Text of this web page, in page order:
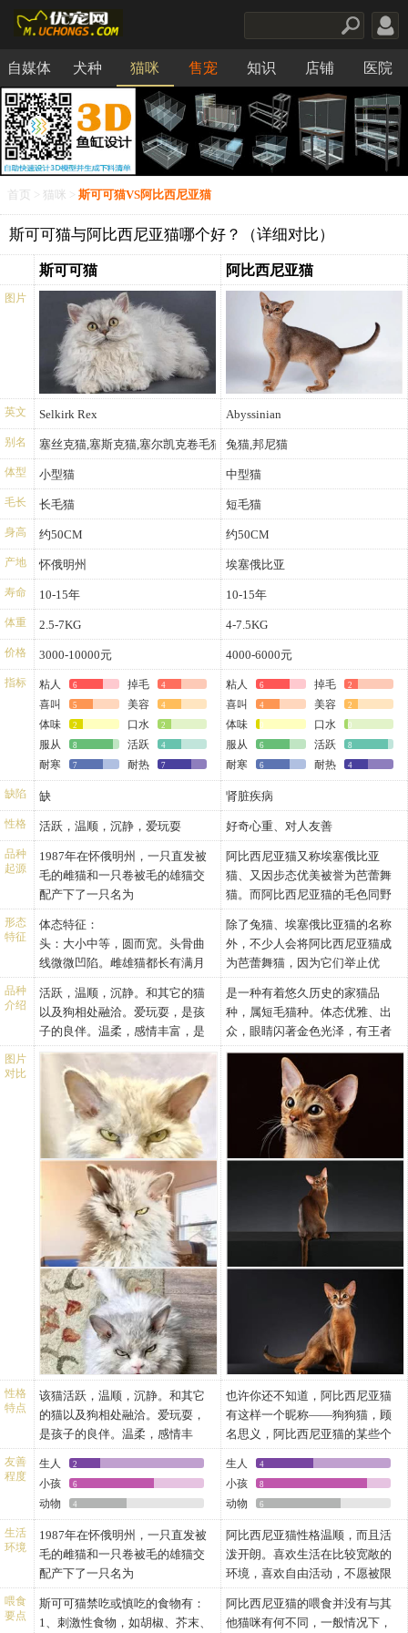
自媒体 犬种 猫咪 售宠 知识 店铺 医院
食品
首页 猫咪 斯可可猫VS阿比西尼亚猫
斯可可猫与阿比西尼亚猫哪个好？（详细对比）
斯可可猫 阿比西尼亚猫
图片
英文 Selkirk Rex Abyssinian
别名 塞丝克猫,塞斯克猫,塞尔凯克卷毛猫 兔猫,邦尼猫
体型 小型猫 中型猫
毛长 长毛猫 短毛猫
身高 约50CM 约50CM
产地 怀俄明州 埃塞俄比亚
寿命 10-15年 10-15年
体重 2.5-7KG 4-7.5KG
价格 3000-10000元 4000-6000元
指标 粘人 6 掉毛 4
喜叫 5 美容 4
体味 2 口水 2
服从 8 活跃 4
耐寒 7 耐热 7
粘人 6 掉毛 2
喜叫 4 美容 2
体味 0 口水 0
服从 6 活跃 8
耐寒 6 耐热 4
缺陷 缺 肾脏疾病
性格 活跃，温顺，沉静，爱玩耍 好奇心重、对人友善
品种
起源
1987年在怀俄明州，一只直发被
毛的雌猫和一只卷被毛的雄猫交
配产下了一只名为
DEPESTOOFNOFACE小姐的猫，
该猫遂为蒙大拿州的一位波斯猫
育种专家JERI NEWMAN所收
养。1988年DEPESTO小姐和一只
名为PHOTO FINISH的黑色波斯
猫交配产下了3只卷被毛的小猫。
后来它和自己的一只幼崽交配又
产下也只卷被毛性状的幼崽。该
品种的名称来源于附近的
SELKIRK山。该品种的卷毛遗传
基因不同于其它品种的卷毛基
因。德文莱克斯形似外星来客，
而SELKIRK莱克斯更象一只牧羊
犬。它在美国已经普及，并于
1990年进入欧洲，但至今在那里
仍然罕见。
阿比西尼亚猫又称埃塞俄比亚
猫、又因步态优美被誉为芭蕾舞
猫。而阿比西尼亚猫的毛色同野
兔相像，英国人亦称它为兔猫或
球猫。阿比西尼亚猫历史悠久，
原产于阿比西尼亚(今埃塞俄比
亚)。在保存下来的古埃及神猫的
木乃伊中，有一种血红色的猫与
它十分相像，因此，许多人认为
它是古埃及神猫的直系后代。由
于它的整体外形、毛色、直立耳
均同非洲山猫接近，亦有人认为
它源于非洲山猫。1860年，一位
英国军官把数十只阿比西尼亚猫
由黑色非洲带到大不列颠，接着
便对这种猫进行了精心的培育，
使其迅速地传播开来。1929年确
立了阿比西尼亚猫的品种标准，
继而又成立了阿比西尼亚猫爱好
者俱乐部，并对这种猫做了进一
步的选育和改良工作，终于形成
了我们今天见到的阿比西尼亚
形态
特征
体态特征：
头：大小中等，圆而宽。头骨曲
线微微凹陷。雌雄猫都长有满月
脸。吻部短而成角形。
鼻，微有鼻终止。毛和眉弯曲，
双下巴臃肿。
耳：大小中等，间隔大，耳尖微
微起圆弧。耳内毛发卷曲。
眼：大而圆，间距大，颜色均
匀，并与被毛颜色相呼应。
颈：短而有肌肉感。
腿和爪：适度长，骨骼和肌肉中
等到粗大，大而圆的爪。
尾：适度长，粗，尾尖呈圆形。
被毛：卷曲的毛发之间间隙很
大，卷曲的毛发覆盖全身，颈部
和尾部的毛发尤其浓密。没有无
毛区。低层绒毛丰富。被毛的卷
曲程度和气候、季节、性激素水
平相关，对于雌猫来说尤其如
此。小猫生来被毛卷曲，8到10个
月大时它的卷毛舒并定型，2岁前
被毛是一直生长的。有短毛和长
毛变种。所有的颜色都可以接受
的。但明朗的颜色为佳，允许出
现锁扣。
身体：适度长，长方形，粗壮而
且笨重。肌肉发达，骨骼强壮。
目前允许杂交的品种：英国短毛
猫、波斯猫、异国短毛猫
在2010以后1月被负担的在或小猫
1日，也许有仅Selkirk Rex或英国
的Shorthair父母。
在2015以后1月被负担的在或小猫
1日，也许有仅Selkirk Rex父母。
失格：有鼻中断，对眼，尾部缠
节。
除了兔猫、埃塞俄比亚猫的名称
外，不少人会将阿比西尼亚猫成
为芭蕾舞猫，因为它们举止优
雅，步态宛如芭蕾舞者一般。除
了体态轻盈外，阿比西尼亚猫的
外表也让人为之着迷，没有哪只
猫咪能跟它们一样更像一头小狮
子，这种天生的优势使得阿比西
尼亚猫一下从众多猫咪中脱颖而
阿比西尼亚猫的被毛密生，呈土
黄色，也有蓝色。四肢细长，肌
肉发达，身躯柔软灵活，尾巴与
脚爪有虎班猫的特征，不过身形
体态不能与虎班猫一致。头为楔
形，眼为杏仁状，呈金黄色、绿
色、和淡褐色，且下巴、嘴唇及
眼边缘有黑色条纹，耳朵较大，
额头有M形斑纹。体重4-7.5千
阿比西尼亚猫的眼线使得它从正
面与斜侧面看来都有比较明显的
面部轮廓;就拟人化角度来说，比
较其他猫种更容易就表情引申出
内心的想法。
阿比西尼亚猫有着明显波状斑纹
黄褐色的毛发，通常是澄金色
的，不过也有蓝色(一种偏蓝的浅
灰色)、浅黄色、红褐色，以及红
色(有一说称为“砖红色”)。也有一
种比较稀有的“银色”阿比西尼亚
猫，毛色以白色、乳白色，以及
灰色的渐层方式显示出来。
阿比西尼亚猫详细形态特征
头部：头形精巧，为稍带圆的三
角形。鼻梁稍隆，吻短而坚实，
齿为剪式咬合。
品种
介绍
活跃，温顺，沉静。和其它的猫
以及狗相处融洽。爱玩耍，是孩
子的良伴。温柔，感情丰富，是
令人愉悦的伴侣，非常适合公寓
生活。体型中等，在所有卷毛品
种中体型最大，毛发最丰富而粗
糙，骨骼粗重，体重：2.5到6公
斤。所有的颜色都可以接受的。
但明朗的颜色为佳，允许出现锁
扣。该品种的卷毛遗传基因不同
于其它品种的卷毛基因。德文莱
克斯形似外星来客，而SELKIRK
莱克斯更象一只牧羊犬。小猫生
来被毛卷曲，8到10个月大时它的
卷毛舒并定型，2岁前被毛是一直
生长的。有短毛和长毛变种。
是一种有着悠久历史的家猫品
种，属短毛猫种。体态优雅、出
众，眼睛闪著金色光泽，有王者
风范。阿比西尼亚猫来源不清，
传说是起源于尼罗河沿岸地带，
该品种的猫活跃好动、性格外
向、独立性强。它也是美国最受
欢迎的短毛猫种。大约在1860年
古埃及猫被一位英国军官从阿比
西尼亚（今埃塞俄比亚）带回英
国，经过许多养猫爱好者精心培
育完善，使其迅速传播开来，但
直到1929年才建立了此类猫的品
种标准，既而成立了阿比西尼亚
猫爱好者俱乐部。
图片
对比
性格
特点
该猫活跃，温顺，沉静。和其它
的猫以及狗相处融洽。爱玩耍，
是孩子的良伴。温柔，感情丰
富，是令人愉悦的伴侣，非常适
合公寓生活。体型中等，在所有
卷毛品种中体型最大，毛发最丰
富而粗糙，骨骼粗重，体重：2.5
到6公斤。所有的颜色都可以接受
的。但明朗的颜色为佳，允许出
现锁扣。该品种的卷毛遗传基因
不同于其它品种的卷毛基因。德
文莱克斯形似外星来客，而
SELKIRK莱克斯更象一只牧羊
也许你还不知道，阿比西尼亚猫
有这样一个昵称——狗狗猫，顾
名思义，阿比西尼亚猫的某些个
性跟狗狗一样，比如它们很聪
明、对人友善、好奇心重等，虽
然阿比西尼亚猫是一种行为独立
的猫咪，但它们却会跟自己的主
人建立深厚的感情，所以人们才
会给它们取这样一个名字。
一、独立但重感情
大部分猫咪都很独立，它们喜欢
沉浸在自己的世界中，但即便是
这样，也不代表它们不会与自己
友善
程度
生人 2
小孩 6
动物 4
生人 4
小孩 8
动物 6
生活
环境
1987年在怀俄明州，一只直发被
毛的雌猫和一只卷被毛的雄猫交
配产下了一只名为
DEPESTOOFNOFACE小姐的猫，
该猫遂为蒙大拿州的一位波斯猫
阿比西尼亚猫性格温顺，而且活
泼开朗。喜欢生活在比较宽敞的
环境，喜欢自由活动，不愿被限
制在窄小的地方，因而不适合养
在公寓里。这种猫喜欢独居，善
喂食
要点
斯可可猫禁吃或慎吃的食物有：
1、刺激性食物，如胡椒、芥末、
阿比西尼亚猫的喂食并没有与其
他猫咪有何不同，一般情况下，